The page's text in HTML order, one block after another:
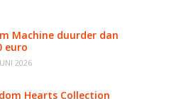
Machine duurder dan
euro
2026
Hearts Collection